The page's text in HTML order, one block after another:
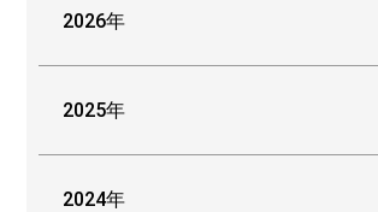
2026年
2025年
2024年